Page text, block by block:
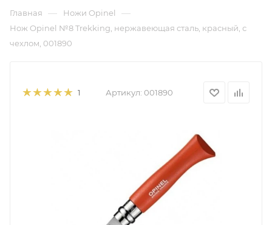
Главная — Ножи Opinel —
Нож Opinel №8 Trekking, нержавеющая сталь, красный, с
чехлом, 001890
1 Артикул: 001890